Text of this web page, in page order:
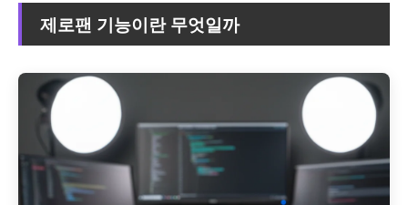
제로팬 기능이란 무엇일까